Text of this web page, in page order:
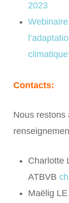
2023
Contacts:
Nous restons
Charlotte
ATBVB
Maëlig